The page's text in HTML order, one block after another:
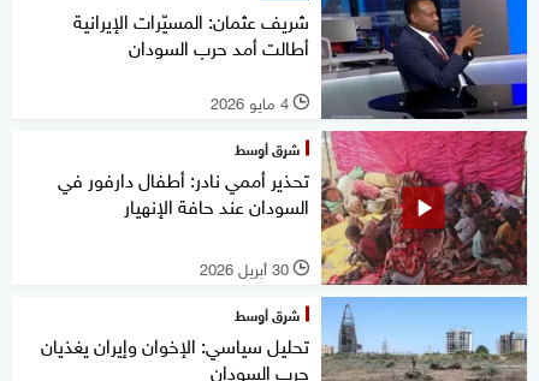
شريف عثمان: المسيّرات الإيرانية
أطالت أمد حرب السودان
l 4 مايو 2026
شرق أوسط
تحذير أممي نادر: أطفال دارفور في
السودان عند حافة الإنهيار
l 30 أبريل 2026
شرق أوسط
تحليل سياسي: الإخوان وإيران يغذيان
حرب السودان